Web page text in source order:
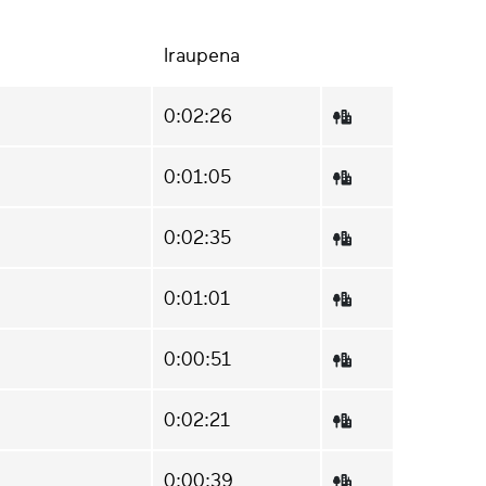
Iraupena
0:02:26
0:01:05
0:02:35
0:01:01
0:00:51
0:02:21
0:00:39